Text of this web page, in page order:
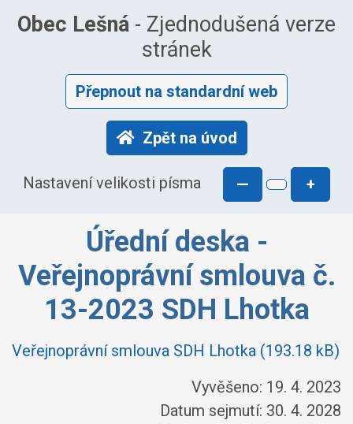
Obec Lešná - Zjednodušená verze
stránek
Přepnout na standardní web
Zpět na úvod
Nastavení velikosti písma — +
Úřední deska -
Veřejnoprávní smlouva č.
13-2023 SDH Lhotka
Veřejnoprávní smlouva SDH Lhotka (193.18 kB)
Vyvěšeno: 19. 4. 2023
Datum sejmutí: 30. 4. 2028